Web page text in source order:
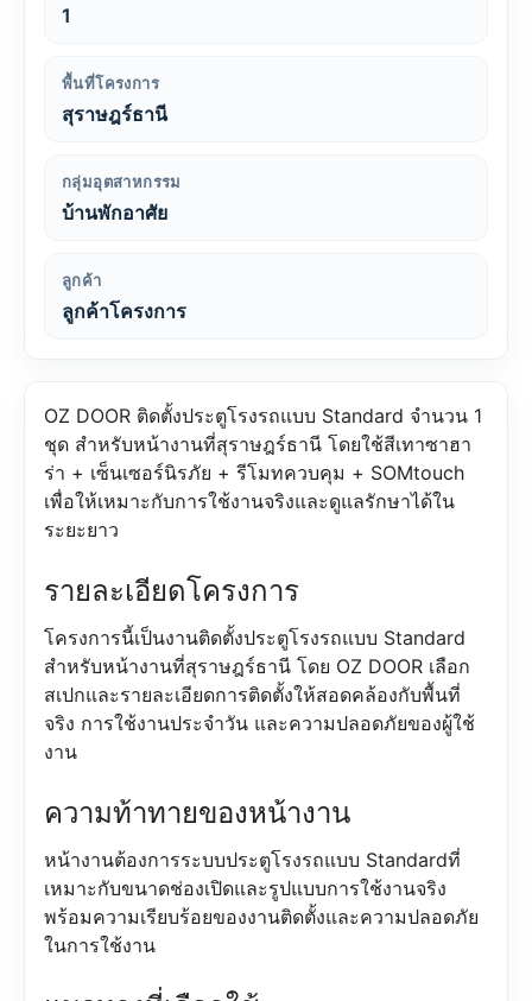
1
พื้นที่โครงการ
สุราษฎร์ธานี
กลุ่มอุตสาหกรรม
บ้านพักอาศัย
ลูกค้า
ลูกค้าโครงการ
OZ DOOR ติดตั้งประตูโรงรถแบบ Standard จำนวน 1
ชุด สำหรับหน้างานที่สุราษฎร์ธานี โดยใช้สีเทาซาฮา
ร่า + เซ็นเซอร์นิรภัย + รีโมทควบคุม + SOMtouch
เพื่อให้เหมาะกับการใช้งานจริงและดูแลรักษาได้ใน
ระยะยาว
รายละเอียดโครงการ
โครงการนี้เป็นงานติดตั้งประตูโรงรถแบบ Standard
สำหรับหน้างานที่สุราษฎร์ธานี โดย OZ DOOR เลือก
สเปกและรายละเอียดการติดตั้งให้สอดคล้องกับพื้นที่
จริง การใช้งานประจำวัน และความปลอดภัยของผู้ใช้
งาน
ความท้าทายของหน้างาน
หน้างานต้องการระบบประตูโรงรถแบบ Standardที่
เหมาะกับขนาดช่องเปิดและรูปแบบการใช้งานจริง
พร้อมความเรียบร้อยของงานติดตั้งและความปลอดภัย
ในการใช้งาน